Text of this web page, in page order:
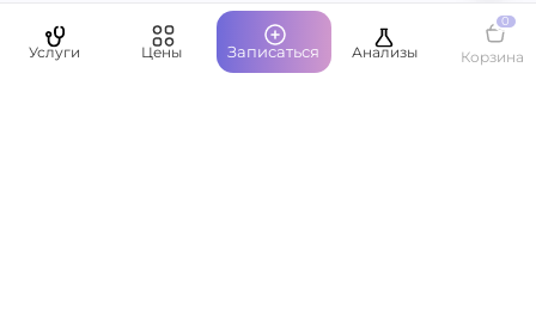
Пациентам
Услуги Цены Записаться Анализы
0
Корзина